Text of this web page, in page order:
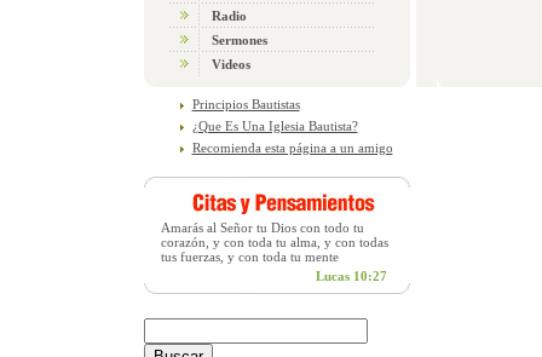
Radio
Sermones
Videos
Principios Bautistas
¿Que Es Una Iglesia Bautista?
Recomienda esta página a un amigo
Amarás al Señor tu Dios con todo tu
corazón, y con toda tu alma, y con todas
tus fuerzas, y con toda tu mente
Lucas 10:27